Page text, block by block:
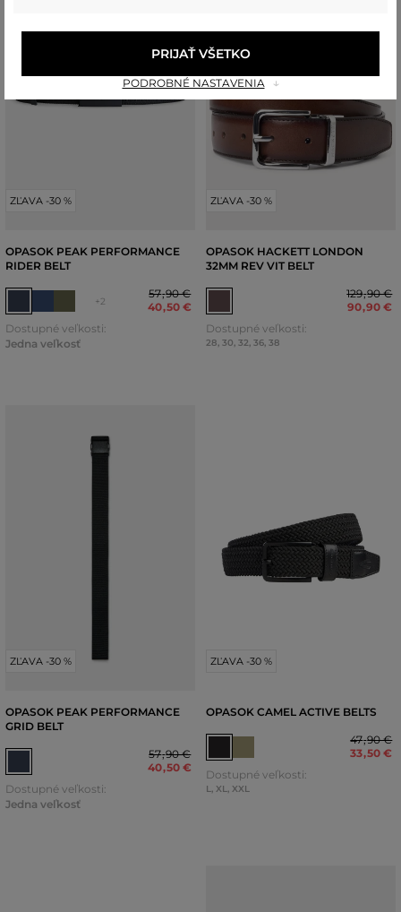
ZĽAVA -30 %
OPASOK PEAK PERFORMANCE
RIDER BELT
+2
57,90 €
40,50 €
Dostupné veľkosti:
Jedna veľkosť
ZĽAVA -30 %
OPASOK HACKETT LONDON
32MM REV VIT BELT
129,90 €
90,90 €
Dostupné veľkosti:
28, 30, 32, 36, 38
ZĽAVA -30 %
OPASOK PEAK PERFORMANCE
GRID BELT
57,90 €
40,50 €
Dostupné veľkosti:
Jedna veľkosť
ZĽAVA -30 %
OPASOK CAMEL ACTIVE BELTS
47,90 €
33,50 €
Dostupné veľkosti:
L, XL, XXL
PODROBNÉ NASTAVENIA
PRIJAŤ VŠETKO